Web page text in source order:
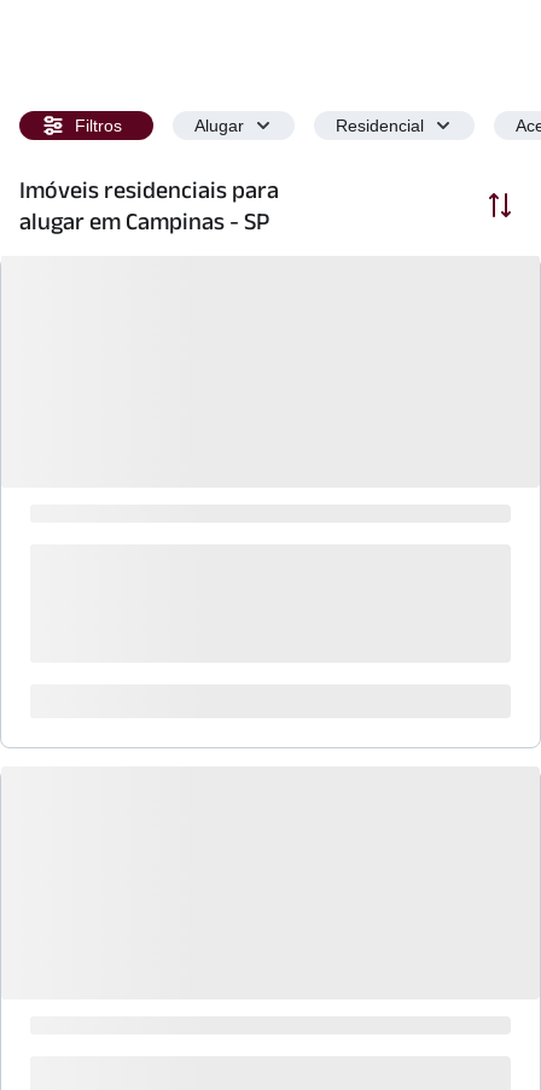
Filtros Alugar Residencial
Imóveis residenciais para
alugar em Campinas - SP
Ordenar